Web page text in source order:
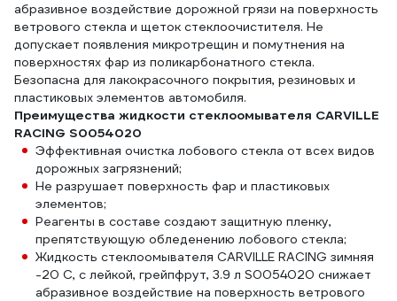
абразивное воздействие дорожной грязи на поверхность
ветрового стекла и щеток стеклоочистителя. Не
допускает появления микротрещин и помутнения на
поверхностях фар из поликарбонатного стекла.
Безопасна для лакокрасочного покрытия, резиновых и
пластиковых элементов автомобиля.
Преимущества жидкости стеклоомывателя CARVILLE
RACING S0054020
Эффективная очистка лобового стекла от всех видов
дорожных загрязнений;
Не разрушает поверхность фар и пластиковых
элементов;
Реагенты в составе создают защитную пленку,
препятствующую обледенению лобового стекла;
Жидкость стеклоомывателя CARVILLE RACING зимняя
-20 С, с лейкой, грейпфрут, 3.9 л S0054020 снижает
абразивное воздействие на поверхность ветрового